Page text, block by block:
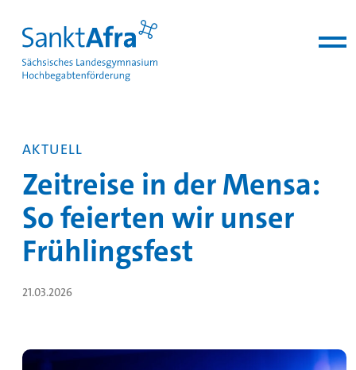
AKTUELL
Zeitreise in der Mensa:
So feierten wir unser
Frühlingsfest
21.03.2026